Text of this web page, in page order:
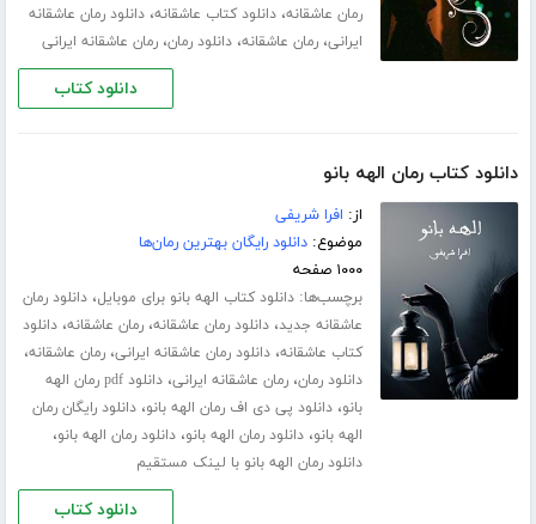
رمان عاشقانه،دانلود کتاب عاشقانه،دانلود رمان عاشقانه
ایرانی،رمان عاشقانه،دانلود رمان،رمان عاشقانه ایرانی
دانلود کتاب
دانلود کتاب رمان الهه بانو
از: افرا شریفی
موضوع:دانلود رایگان بهترین رمان‌ها
۱۰۰۰ صفحه
برچسب‌ها:دانلود کتاب الهه بانو برای موبایل،دانلود رمان
عاشقانه جدید،دانلود رمان عاشقانه،رمان عاشقانه،دانلود
کتاب عاشقانه،دانلود رمان عاشقانه ایرانی،رمان عاشقانه،
دانلود رمان،رمان عاشقانه ایرانی،
دانلود pdf رمان الهه
بانو،دانلود پی دی اف رمان الهه بانو،دانلود رایگان رمان
الهه بانو،دانلود رمان الهه بانو،دانلود رمان الهه بانو،
دانلود رمان الهه بانو با لینک مستقیم
دانلود کتاب